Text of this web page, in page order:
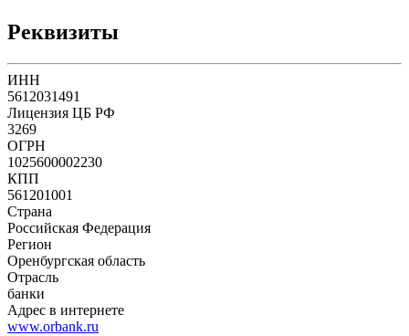
Реквизиты
ИНН
5612031491
Лицензия ЦБ РФ
3269
ОГРН
1025600002230
КПП
561201001
Страна
Российская Федерация
Регион
Оренбургская область
Отрасль
банки
Адрес в интернете
www.orbank.ru